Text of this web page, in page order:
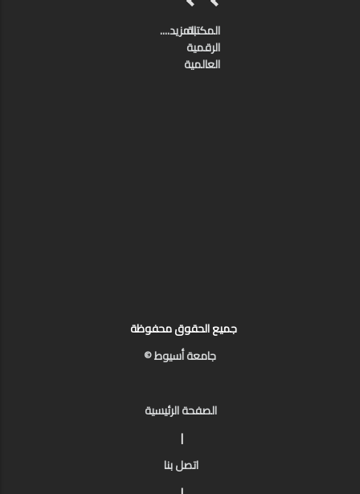
المكتبة
الرقمية
العالمية
المزيد....
جميع الحقوق محفوظة
جامعة أسيوط ©
الصفحة الرئيسية
|
اتصل بنا